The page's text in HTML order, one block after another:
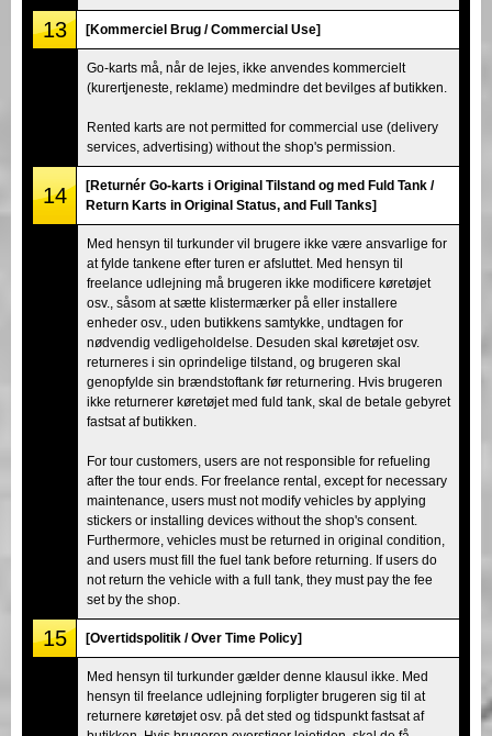
13 [Kommerciel Brug / Commercial Use]
Go-karts må, når de lejes, ikke anvendes kommercielt
(kurertjeneste, reklame) medmindre det bevilges af butikken.
Rented karts are not permitted for commercial use (delivery
services, advertising) without the shop's permission.
14
[Returnér Go-karts i Original Tilstand og med Fuld Tank /
Return Karts in Original Status, and Full Tanks]
Med hensyn til turkunder vil brugere ikke være ansvarlige for
at fylde tankene efter turen er afsluttet. Med hensyn til
freelance udlejning må brugeren ikke modificere køretøjet
osv., såsom at sætte klistermærker på eller installere
enheder osv., uden butikkens samtykke, undtagen for
nødvendig vedligeholdelse. Desuden skal køretøjet osv.
returneres i sin oprindelige tilstand, og brugeren skal
genopfylde sin brændstoftank før returnering. Hvis brugeren
ikke returnerer køretøjet med fuld tank, skal de betale gebyret
fastsat af butikken.
For tour customers, users are not responsible for refueling
after the tour ends. For freelance rental, except for necessary
maintenance, users must not modify vehicles by applying
stickers or installing devices without the shop's consent.
Furthermore, vehicles must be returned in original condition,
and users must fill the fuel tank before returning. If users do
not return the vehicle with a full tank, they must pay the fee
set by the shop.
15 [Overtidspolitik / Over Time Policy]
Med hensyn til turkunder gælder denne klausul ikke. Med
hensyn til freelance udlejning forpligter brugeren sig til at
returnere køretøjet osv. på det sted og tidspunkt fastsat af